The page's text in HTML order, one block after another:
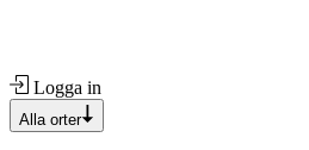
Logga in
Alla orter